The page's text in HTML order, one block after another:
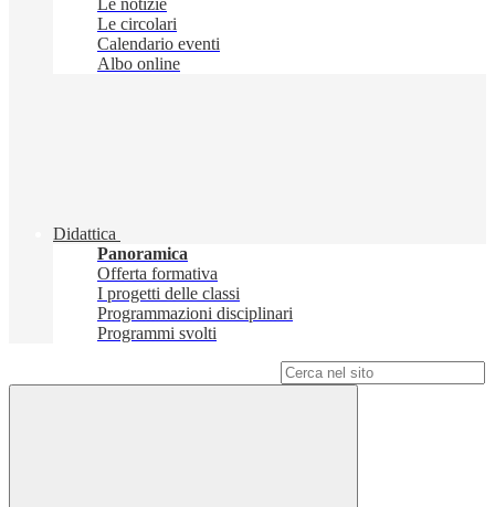
Le notizie
Le circolari
Calendario eventi
Albo online
Didattica
Panoramica
Offerta formativa
I progetti delle classi
Programmazioni disciplinari
Programmi svolti